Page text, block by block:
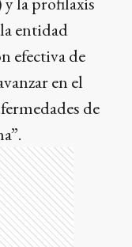
entidad
efectiva de
en el
de